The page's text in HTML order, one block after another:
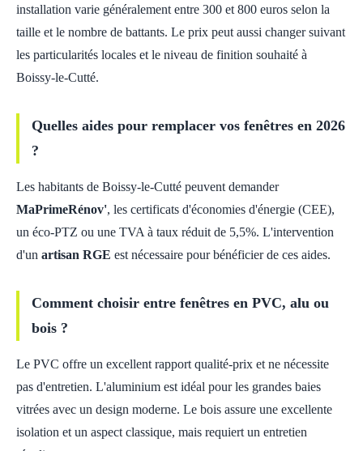
installation varie généralement entre 300 et 800 euros selon la
taille et le nombre de battants. Le prix peut aussi changer suivant
les particularités locales et le niveau de finition souhaité à
Boissy-le-Cutté.
Quelles aides pour remplacer vos fenêtres en 2026
?
Les habitants de Boissy-le-Cutté peuvent demander
MaPrimeRénov', les certificats d'économies d'énergie (CEE),
un éco-PTZ ou une TVA à taux réduit de 5,5%. L'intervention
d'un artisan RGE est nécessaire pour bénéficier de ces aides.
Comment choisir entre fenêtres en PVC, alu ou
bois ?
Le PVC offre un excellent rapport qualité-prix et ne nécessite
pas d'entretien. L'aluminium est idéal pour les grandes baies
vitrées avec un design moderne. Le bois assure une excellente
isolation et un aspect classique, mais requiert un entretien